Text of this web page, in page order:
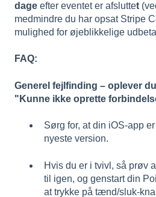
dage efter eventet er afsluttet
medmindre du har opsat Stripe
mulighed for øjeblikkelige
FAQ:
Generel fejlfinding – oplever
"Kunne ikke oprette
Sørg for, at din iOS-app
nyeste version.
Hvis du er i tvivl, så prøv
til igen, og genstart din
at trykke på tænd/sluk-